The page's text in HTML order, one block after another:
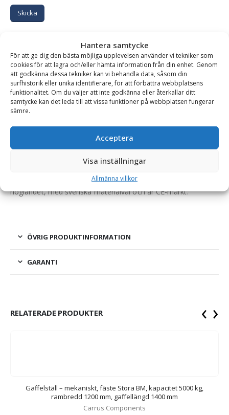
Hantera samtycke
För att ge dig den bästa möjliga upplevelsen använder vi tekniker som
cookies för att lagra och/eller hämta information från din enhet. Genom
att godkänna dessa tekniker kan vi behandla data, såsom din
surfhistorik eller unika identifierare, för att förbättra webbplatsens
funktionalitet. Om du väljer att inte godkänna eller återkallar ditt
samtycke kan det leda till att vissa funktioner på webbplatsen fungerar
sämre.
Acceptera
Visa inställningar
Allmänna villkor
Skicka
Se alla produkter inom samma kategori
Hjullastare & Traktor
BESKRIVNING
Gaffelställ – mekaniskt, fäste Stora BM, kapacitet 5000
kg, rambredd 2000 mm, gaffellängd 2000 mm
Ett robust gaffelställ som har manuellt justerbara gaffelben
och bra genomsikt. Gaffelstället är tillverkat på Småländska
höglandet, med svenska materialval och är CE-märkt.
ÖVRIG PRODUKTINFORMATION
GARANTI
RELATERADE PRODUKTER
Gaffelställ – mekaniskt, fäste Stora BM, kapacitet 5000 kg,
rambredd 1200 mm, gaffellängd 1400 mm
Carrus Components
‹ ›